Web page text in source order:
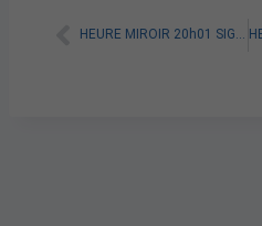
HEURE MIROIR 20h01 SIGNIFICATION SPIRITUELLE [A LIRE]